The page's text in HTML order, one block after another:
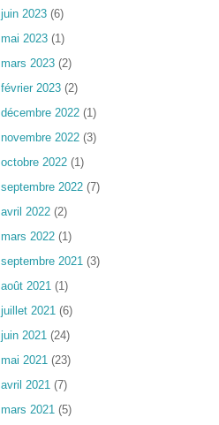
juin 2023 (6)
mai 2023 (1)
mars 2023 (2)
février 2023 (2)
décembre 2022 (1)
novembre 2022 (3)
octobre 2022 (1)
septembre 2022 (7)
avril 2022 (2)
mars 2022 (1)
septembre 2021 (3)
août 2021 (1)
juillet 2021 (6)
juin 2021 (24)
mai 2021 (23)
avril 2021 (7)
mars 2021 (5)